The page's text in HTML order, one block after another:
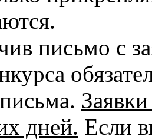
письмо с
дней. Если